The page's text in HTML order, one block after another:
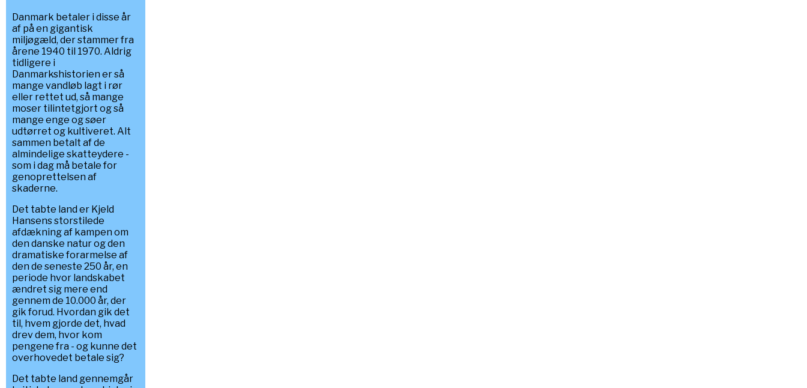
Danmark betaler i disse år
af på en gigantisk
miljøgæld, der stammer fra
årene 1940 til 1970. Aldrig
tidligere i
Danmarkshistorien er så
mange vandløb lagt i rør
eller rettet ud, så mange
moser tilintetgjort og så
mange enge og søer
udtørret og kultiveret. Alt
sammen betalt af de
almindelige skatteydere -
som i dag må betale for
genoprettelsen af
skaderne.
Det tabte land er Kjeld
Hansens storstilede
afdækning af kampen om
den danske natur og den
dramatiske forarmelse af
den de seneste 250 år, en
periode hvor landskabet
ændret sig mere end
gennem de 10.000 år, der
gik forud. Hvordan gik det
til, hvem gjorde det, hvad
drev dem, hvor kom
pengene fra - og kunne det
overhovedet betale sig?
Det tabte land gennemgår